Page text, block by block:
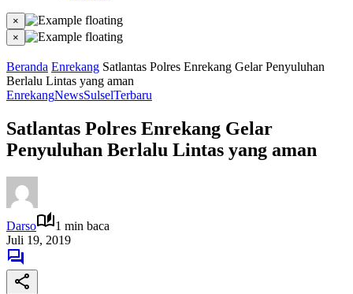
×
×
Beranda Enrekang Satlantas Polres Enrekang Gelar Penyuluhan
Berlalu Lintas yang aman
EnrekangNewsSulselTerbaru
Satlantas Polres Enrekang Gelar
Penyuluhan Berlalu Lintas yang aman
Darso
1 min baca
Juli 19, 2019